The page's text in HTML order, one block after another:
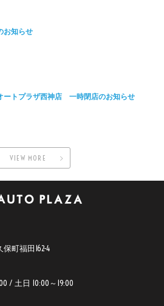
お知らせ
ートプラザ西神店 一時閉店のお知らせ
VIEW MORE
町福田162-4
/ 土日 10:00～19:00